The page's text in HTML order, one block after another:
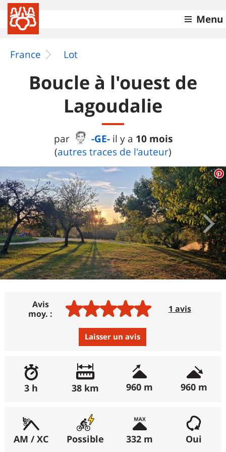
Menu
France Lot
Boucle à l'ouest de
Lagoudalie
par -GE- il y a 10 mois
(autres traces de l'auteur)
Avis
moy. :
1 avis
Laisser un avis
Excellent
100%
(récemment : 0%)
Moyen:
0%
3 h 38 km 960 m 960 m
AM / XC Possible 332 m Oui